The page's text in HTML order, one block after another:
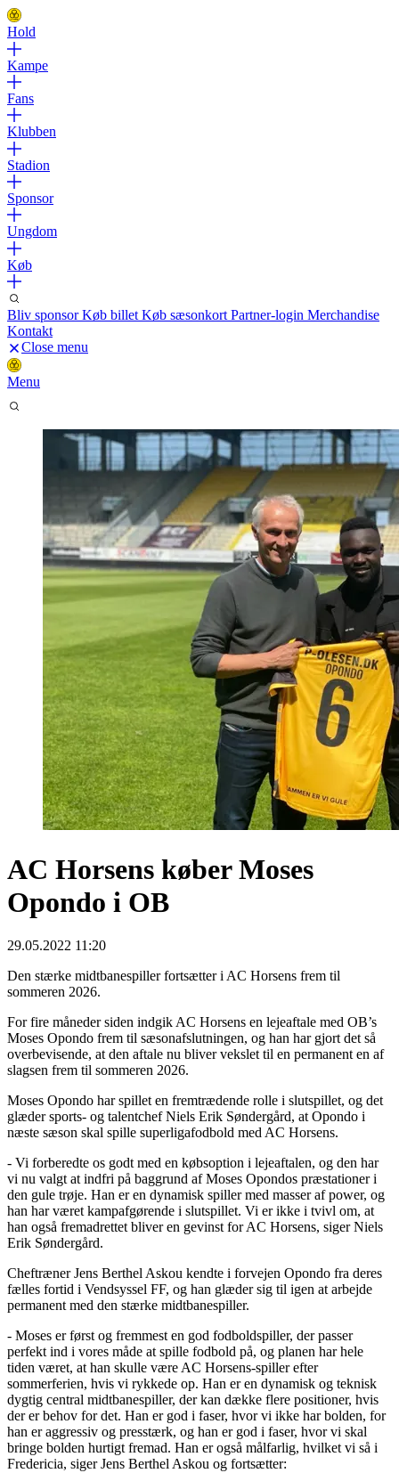
Hold
Kampe
Fans
Klubben
Stadion
Sponsor
Ungdom
Køb
Bliv sponsorKøb billet Køb sæsonkort Partner-login Merchandise
Kontakt
Close menu
Menu
AC Horsens køber Moses
Opondo i OB
29.05.2022 11:20
Den stærke midtbanespiller fortsætter i AC Horsens frem til
sommeren 2026.
For fire måneder siden indgik AC Horsens en lejeaftale med OB’s
Moses Opondo frem til sæsonafslutningen, og han har gjort det så
overbevisende, at den aftale nu bliver vekslet til en permanent en af
slagsen frem til sommeren 2026.
Moses Opondo har spillet en fremtrædende rolle i slutspillet, og det
glæder sports- og talentchef Niels Erik Søndergård, at Opondo i
næste sæson skal spille superligafodbold med AC Horsens.
- Vi forberedte os godt med en købsoption i lejeaftalen, og den har
vi nu valgt at indfri på baggrund af Moses Opondos præstationer i
den gule trøje. Han er en dynamisk spiller med masser af power, og
han har været kampafgørende i slutspillet. Vi er ikke i tvivl om, at
han også fremadrettet bliver en gevinst for AC Horsens, siger Niels
Erik Søndergård.
Cheftræner Jens Berthel Askou kendte i forvejen Opondo fra deres
fælles fortid i Vendsyssel FF, og han glæder sig til igen at arbejde
permanent med den stærke midtbanespiller.
- Moses er først og fremmest en god fodboldspiller, der passer
perfekt ind i vores måde at spille fodbold på, og planen har hele
tiden været, at han skulle være AC Horsens-spiller efter
sommerferien, hvis vi rykkede op. Han er en dynamisk og teknisk
dygtig central midtbanespiller, der kan dække flere positioner, hvis
der er behov for det. Han er god i faser, hvor vi ikke har bolden, for
han er aggressiv og presstærk, og han er god i faser, hvor vi skal
bringe bolden hurtigt fremad. Han er også målfarlig, hvilket vi så i
Fredericia, siger Jens Berthel Askou og fortsætter: